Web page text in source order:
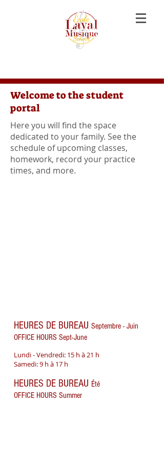
music lessons piano guitar violon voice
cours de musique piano guitare violon
Welcome to the student
portal
Here you will find the space
dedicated to your family. See the
schedule of upcoming classes,
homework, record your practice
times, and more.
HEURES DE BUREAU Septembre - Juin
OFFICE HOURS Sept-June
Lundi - Vendredi: 15 h à 21 h
Samedi: 9 h à 17 h
HEURES DE BUREAU Été
OFFICE HOURS Summer